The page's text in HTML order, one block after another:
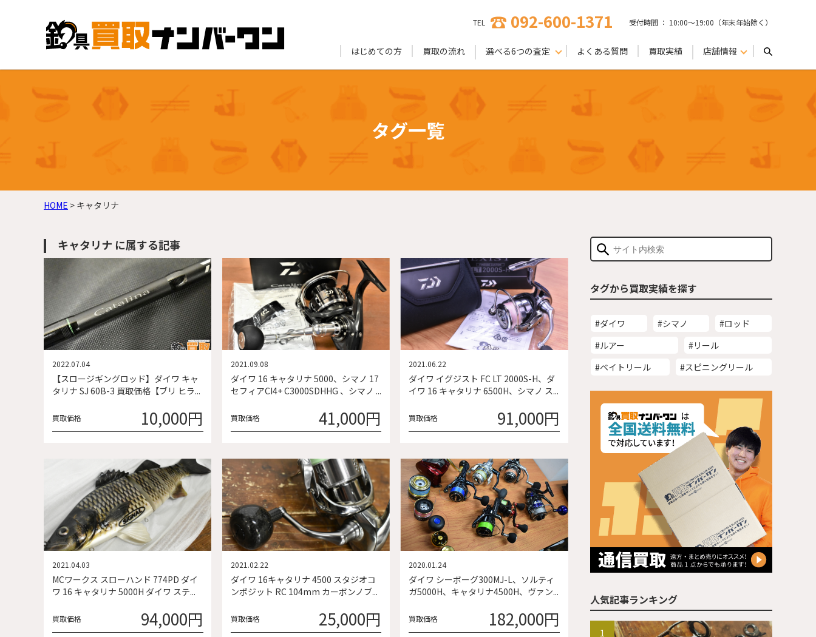
TEL 092-600-1371 受付時間 ： 10:00〜19:00（年末年始除く）
はじめての方 買取の流れ 選べる6つの査定 よくある質問 買取実績 店舗情報
タグ一覧
HOME > キャタリナ
キャタリナ に属する記事
【スロージギングロッド】ダイワ キャ
タリナ SJ 60B-3 買取価格【ブリ ヒラ...
2022.07.04
買取価格 10,000円
ダイワ 16 キャタリナ 5000、シマノ 17
セフィアCI4+ C3000SDHHG 、シマノ ...
2021.09.08
買取価格 41,000円
ダイワ イグジスト FC LT 2000S-H、ダ
イワ 16 キャタリナ 6500H、シマノ ス...
2021.06.22
買取価格 91,000円
MCワークス スローハンド 774PD ダイ
ワ 16 キャタリナ 5000H ダイワ ステ...
2021.04.03
買取価格 94,000円
ダイワ 16キャタリナ 4500 スタジオコ
ンポジット RC 104mm カーボンノブ...
2021.02.22
買取価格 25,000円
ダイワ シーボーグ300MJ-L、ソルティ
ガ5000H、キャタリナ4500H、ヴァン...
2020.01.24
買取価格 182,000円
タグから買取実績を探す
#ダイワ #シマノ
#ロッド
#ルアー
#リール
#ベイトリール
#スピニングリール
人気記事ランキング